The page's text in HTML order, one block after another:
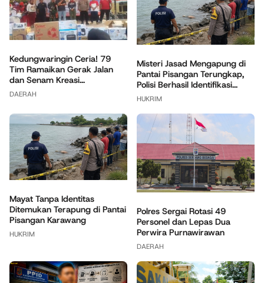
Kedungwaringin Ceria! 79
Tim Ramaikan Gerak Jalan
dan Senam Kreasi...
DAERAH
Misteri Jasad Mengapung di
Pantai Pisangan Terungkap,
Polisi Berhasil Identifikasi...
HUKRIM
Mayat Tanpa Identitas
Ditemukan Terapung di Pantai
Pisangan Karawang
HUKRIM
Polres Sergai Rotasi 49
Personel dan Lepas Dua
Perwira Purnawirawan
DAERAH